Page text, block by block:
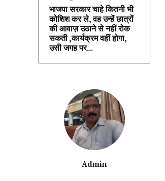
भाजपा सरकार चाहे कितनी भी
कोशिश कर ले, वह उन्हें छात्रों
की आवाज़ उठाने से नहीं रोक
सकती ,कार्यक्रम वहीं होगा,
उसी जगह पर...
Admin